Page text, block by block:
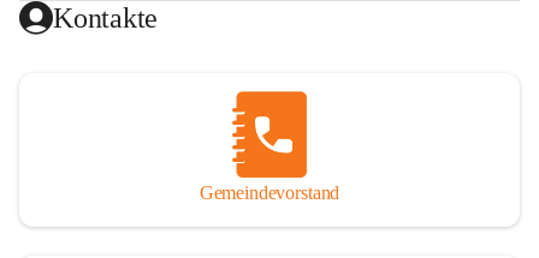
Kontakte
Gemeindevorstand